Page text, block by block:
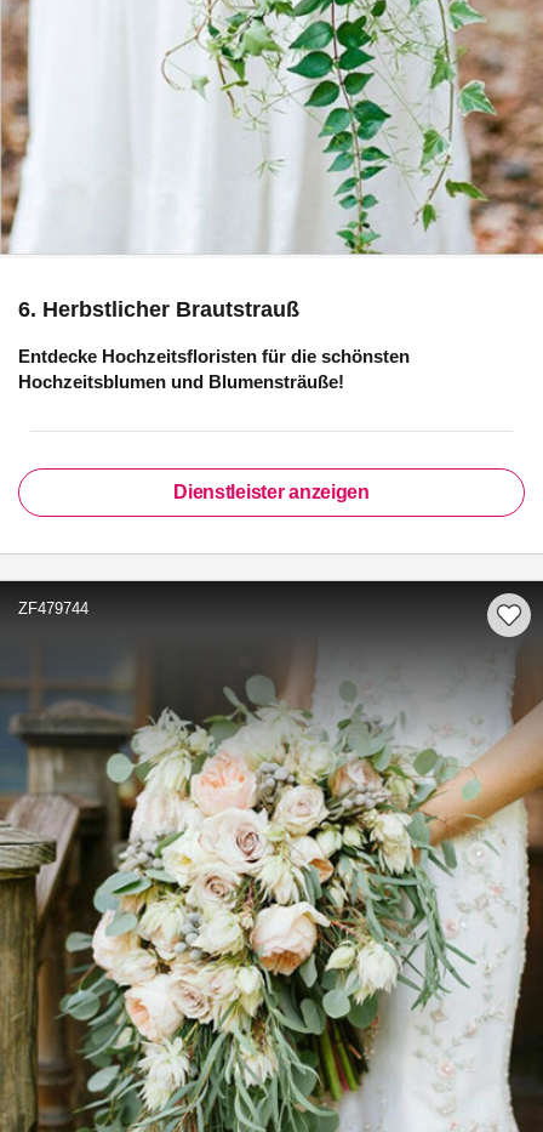
6. Herbstlicher Brautstrauß
Entdecke Hochzeitsfloristen für die schönsten
Hochzeitsblumen und Blumensträuße!
Dienstleister anzeigen
ZF479744